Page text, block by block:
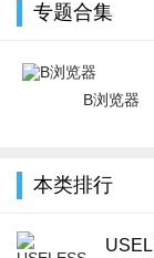
专题合集
B浏览器
本类排行